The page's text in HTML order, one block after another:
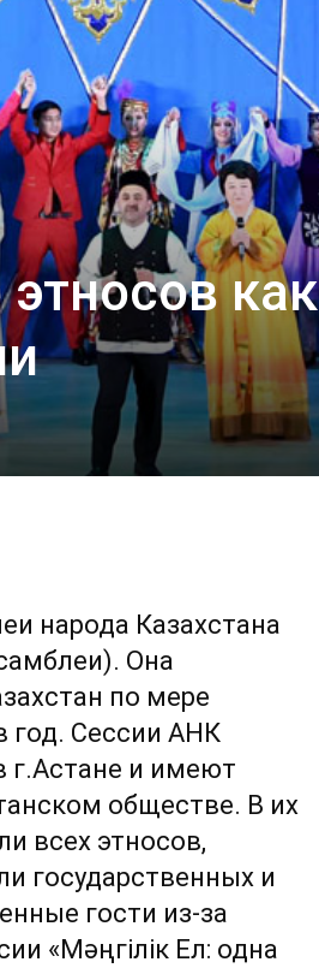
как
народа Казахстана
Она
по мере
год. Сессии АНК
г.Астане и имеют
обществе. В их
всех этносов,
государственных и
гости из-за
«Мәңгілік Ел: одна